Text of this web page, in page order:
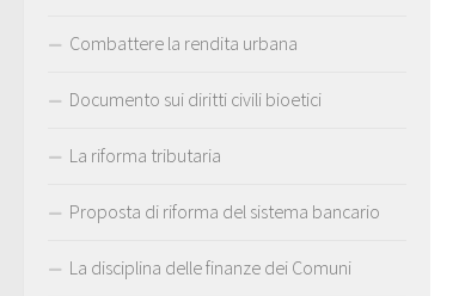
Combattere la rendita urbana
Documento sui diritti civili bioetici
La riforma tributaria
Proposta di riforma del sistema bancario
La disciplina delle finanze dei Comuni